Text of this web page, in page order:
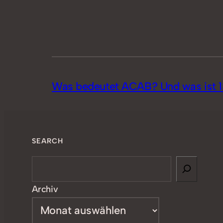
Was bedeutet ACAB? Und was ist
SEARCH
Archiv